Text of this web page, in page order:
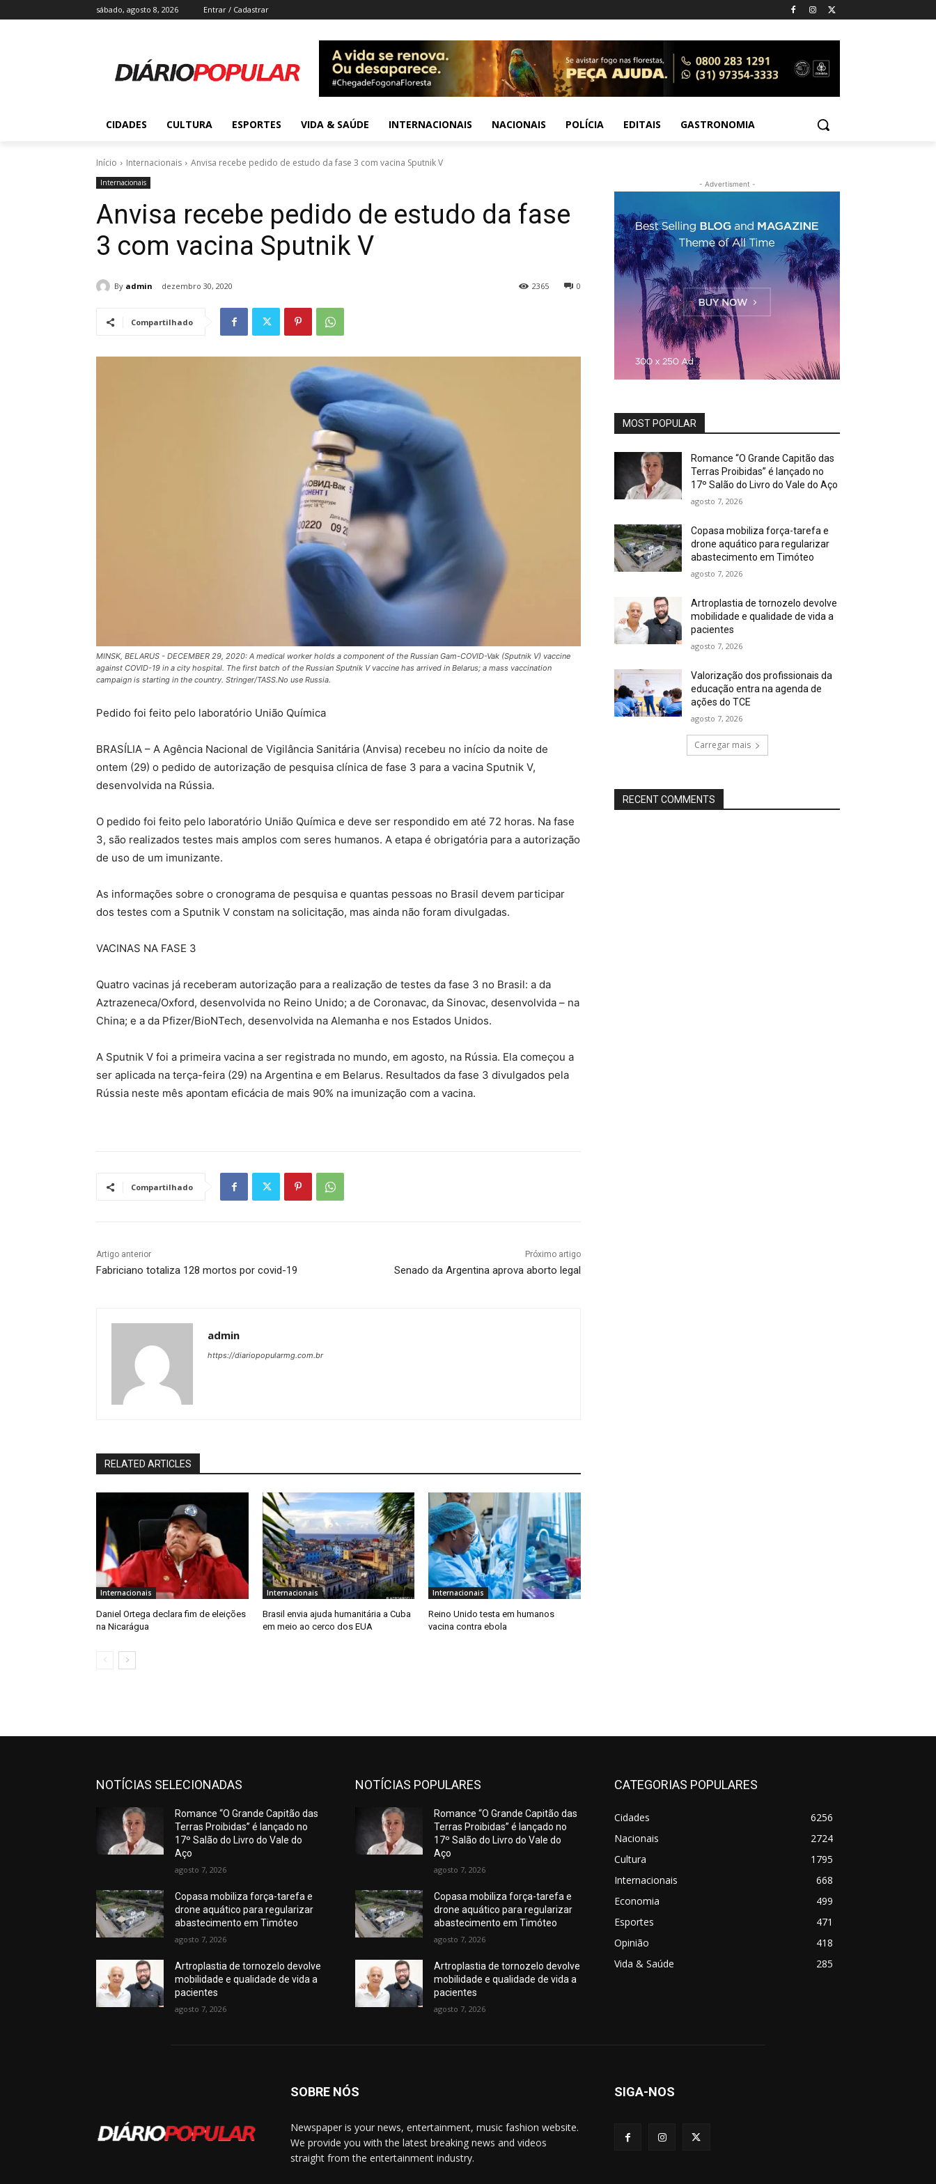
sábado, agosto 8, 2026 Entrar / Cadastrar
CIDADES CULTURA ESPORTES VIDA & SAÚDE INTERNACIONAIS NACIONAIS POLÍCIA EDITAIS GASTRONOMIA
Início Internacionais Anvisa recebe pedido de estudo da fase 3 com vacina Sputnik V
Internacionais
Anvisa recebe pedido de estudo da fase
3 com vacina Sputnik V
By admin dezembro 30, 2020 0
2365
Compartilhado
MINSK, BELARUS - DECEMBER 29, 2020: A medical worker holds a component of the Russian Gam-COVID-Vak (Sputnik V) vaccine
against COVID-19 in a city hospital. The first batch of the Russian Sputnik V vaccine has arrived in Belarus; a mass vaccination
campaign is starting in the country. Stringer/TASS.No use Russia.
Pedido foi feito pelo laboratório União Química
BRASÍLIA – A Agência Nacional de Vigilância Sanitária (Anvisa) recebeu no início da noite de
ontem (29) o pedido de autorização de pesquisa clínica de fase 3 para a vacina Sputnik V,
desenvolvida na Rússia.
O pedido foi feito pelo laboratório União Química e deve ser respondido em até 72 horas. Na fase
3, são realizados testes mais amplos com seres humanos. A etapa é obrigatória para a autorização
de uso de um imunizante.
As informações sobre o cronograma de pesquisa e quantas pessoas no Brasil devem participar
dos testes com a Sputnik V constam na solicitação, mas ainda não foram divulgadas.
VACINAS NA FASE 3
Quatro vacinas já receberam autorização para a realização de testes da fase 3 no Brasil: a da
Aztrazeneca/Oxford, desenvolvida no Reino Unido; a de Coronavac, da Sinovac, desenvolvida – na
China; e a da Pfizer/BioNTech, desenvolvida na Alemanha e nos Estados Unidos.
A Sputnik V foi a primeira vacina a ser registrada no mundo, em agosto, na Rússia. Ela começou a
ser aplicada na terça-feira (29) na Argentina e em Belarus. Resultados da fase 3 divulgados pela
Rússia neste mês apontam eficácia de mais 90% na imunização com a vacina.
Compartilhado
Artigo anterior
Fabriciano totaliza 128 mortos por covid-19
Próximo artigo
Senado da Argentina aprova aborto legal
admin
https://diariopopularmg.com.br
RELATED ARTICLES
Internacionais
Daniel Ortega declara fim de eleições
na Nicarágua
Internacionais
Brasil envia ajuda humanitária a Cuba
em meio ao cerco dos EUA
Internacionais
Reino Unido testa em humanos
vacina contra ebola
- Advertisment -
MOST POPULAR
Romance “O Grande Capitão das
Terras Proibidas” é lançado no
17º Salão do Livro do Vale do Aço
agosto 7, 2026
Copasa mobiliza força-tarefa e
drone aquático para regularizar
abastecimento em Timóteo
agosto 7, 2026
Artroplastia de tornozelo devolve
mobilidade e qualidade de vida a
pacientes
agosto 7, 2026
Valorização dos profissionais da
educação entra na agenda de
ações do TCE
agosto 7, 2026
Carregar mais
RECENT COMMENTS
NOTÍCIAS SELECIONADAS
Romance “O Grande Capitão das
Terras Proibidas” é lançado no
17º Salão do Livro do Vale do
Aço
agosto 7, 2026
Copasa mobiliza força-tarefa e
drone aquático para regularizar
abastecimento em Timóteo
agosto 7, 2026
Artroplastia de tornozelo devolve
mobilidade e qualidade de vida a
pacientes
agosto 7, 2026
NOTÍCIAS POPULARES
Romance “O Grande Capitão das
Terras Proibidas” é lançado no
17º Salão do Livro do Vale do
Aço
agosto 7, 2026
Copasa mobiliza força-tarefa e
drone aquático para regularizar
abastecimento em Timóteo
agosto 7, 2026
Artroplastia de tornozelo devolve
mobilidade e qualidade de vida a
pacientes
agosto 7, 2026
CATEGORIAS POPULARES
Cidades
6256
Nacionais
2724
Cultura
1795
Internacionais
668
Economia
499
Esportes
471
Opinião
418
Vida & Saúde
285
SOBRE NÓS
Newspaper is your news, entertainment, music fashion website.
We provide you with the latest breaking news and videos
straight from the entertainment industry.
SIGA-NOS